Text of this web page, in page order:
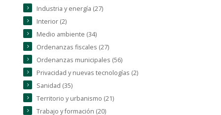
Industria y energía (27)
Interior (2)
Medio ambiente (34)
Ordenanzas fiscales (27)
Ordenanzas municipales (56)
Privacidad y nuevas tecnologías (2)
Sanidad (35)
Territorio y urbanismo (21)
Trabajo y formación (20)